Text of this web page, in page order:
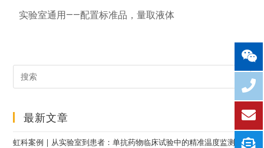
实验室通用——配置标准品，量取液体
最新文章
虹科案例 | 从实验室到患者：单抗药物临床试验中的精准温度监测